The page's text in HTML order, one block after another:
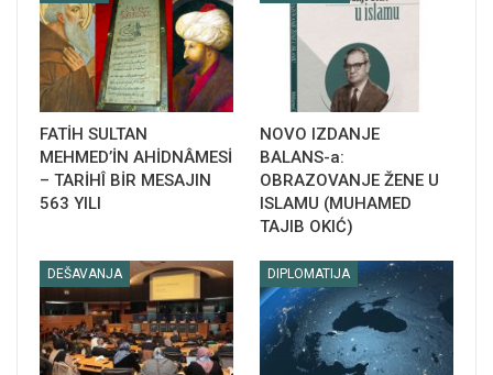
FATİH SULTAN
MEHMED’İN AHİDNÂMESİ
– TARİHÎ BİR MESAJIN
563 YILI
NOVO IZDANJE
BALANS-a:
OBRAZOVANJE ŽENE U
ISLAMU (MUHAMED
TAJIB OKIĆ)
DEŠAVANJA DIPLOMATIJA